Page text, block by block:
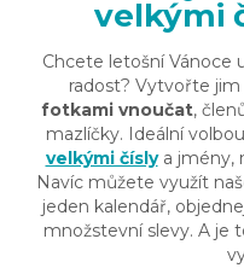
velkými
Chcete letošní Vánoce
radost? Vytvořte jim
fotkami vnoučat,
mazlíčky. Ideální
velkými číslya jmény,
Navíc můžete využít
jeden kalendář,
množstevní slevy. A je